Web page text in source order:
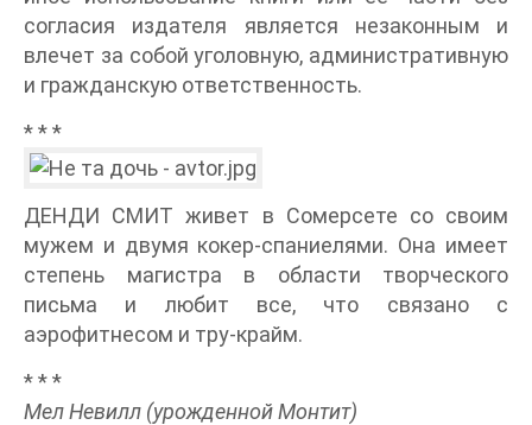
согласия издателя является незаконным и
влечет за собой уголовную, административную
и гражданскую ответственность.
* * *
ДЕНДИ СМИТ живет в Сомерсете со своим
мужем и двумя кокер-спаниелями. Она имеет
степень магистра в области творческого
письма и любит все, что связано с
аэрофитнесом и тру-крайм.
* * *
Мел Невилл (урожденной Монтит)